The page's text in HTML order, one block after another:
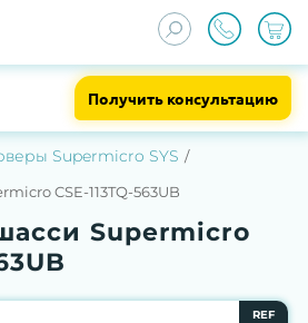
Получить консультацию
Supermicro SYS
CSE-113TQ-563UB
Supermicro
REF